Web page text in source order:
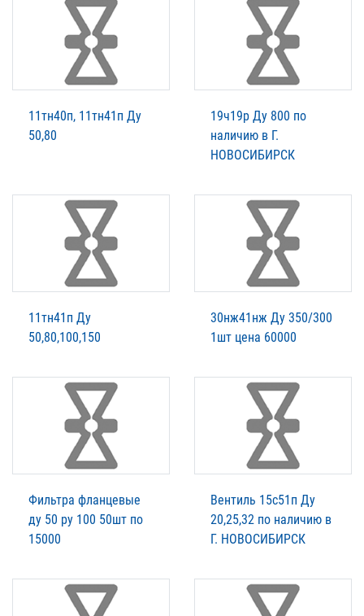
11тн40п, 11тн41п Ду
50,80
19ч19р Ду 800 по
наличию в Г.
НОВОСИБИРСК
11тн41п Ду
50,80,100,150
30нж41нж Ду 350/300
1шт цена 60000
Фильтра фланцевые
ду 50 ру 100 50шт по
15000
Вентиль 15с51п Ду
20,25,32 по наличию в
Г. НОВОСИБИРСК